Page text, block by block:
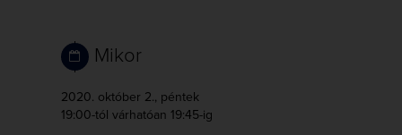
Mikor
2020. október 2., péntek
19:00-tól várhatóan 19:45-ig